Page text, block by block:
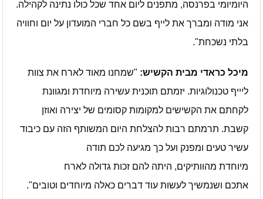
היומיומי בפרנסה, מתפנים ליום אחד שכל כולו נתינה לקהילה.
אני מודה ומברך את לייף בשם כל חברי המועדון על יום וחוויה
בלתי נשכחת".
מיכל כראדי מבית הקשיש: "שמחנו מאוד לארח את צוות
ליייף טכנולוגיות. יזמתם תוכנית עשירה מיוחדת ומגוונת
לקחתם את הקשישים למקומות קסומים של יצירה ואוזן
קשבת. תרמתם רבות להצלחת היום המשותף הזה עם כיבוד
עשיר טעים ומפנק ועל כך מגיעה לכם תודה
מיוחדת מהוותיקים, היתה להם זכות גדולה לארח
אתכם ושנמשיך לעשות עוד דברים כאלה מיוחדים וטובים".